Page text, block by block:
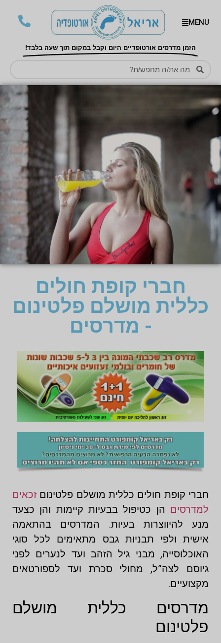
MENU
הזמן מדרסים אורטופדיים היום וקבל במקום תוך שעה בלבד!
חברי קופת חולים
כללית מושלם פלטינום
- מדרסים
חברי קופת חולים כללית מושלם פלטינוםזכאים
למדרסים הן כטיפול בבעיות קיימות והן כצעד
מנע להיווצרות בעיות. המדרסים בהתאמה
אישית ולפי תבניות גבס מתאימים לכל סוגי
האוכלוסייה, מבני גיל הזהב ועד לנערים לפני
גיוסם לצה”ל, מחולי סכרת ועד לספורטאים
מקצועיים.
מדרסים כללית מושלם
פלטינום